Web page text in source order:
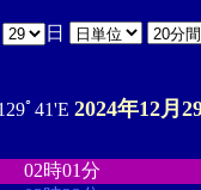
日
ﾟ41'E 2024年12月
02時01分